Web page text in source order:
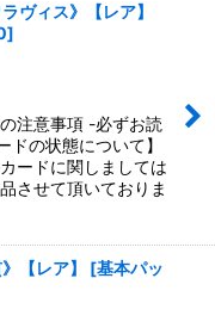
ヴィス》【レア】
]
注意事項 -必ずお読
の状態について】
ードに関しましては
させて頂いておりま
【レア】 [基本パッ